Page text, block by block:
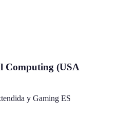
Computing (USA
y Gaming ES